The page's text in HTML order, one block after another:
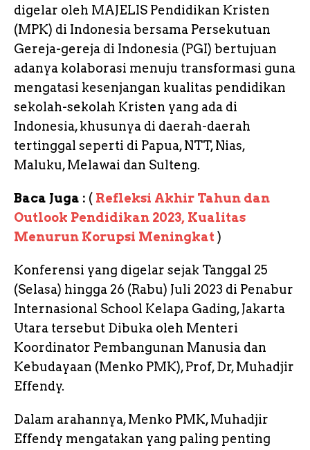
digelar oleh MAJELIS Pendidikan Kristen
(MPK) di Indonesia bersama Persekutuan
Gereja-gereja di Indonesia (PGI) bertujuan
adanya kolaborasi menuju transformasi guna
mengatasi kesenjangan kualitas pendidikan
sekolah-sekolah Kristen yang ada di
Indonesia, khusunya di daerah-daerah
tertinggal seperti di Papua, NTT, Nias,
Maluku, Melawai dan Sulteng.
Baca Juga : ( Refleksi Akhir Tahun dan
Outlook Pendidikan 2023, Kualitas
Menurun Korupsi Meningkat)
Konferensi yang digelar sejak Tanggal 25
(Selasa) hingga 26 (Rabu) Juli 2023 di Penabur
Internasional School Kelapa Gading, Jakarta
Utara tersebut Dibuka oleh Menteri
Koordinator Pembangunan Manusia dan
Kebudayaan (Menko PMK), Prof, Dr, Muhadjir
Effendy.
Dalam arahannya, Menko PMK, Muhadjir
Effendy mengatakan yang paling penting